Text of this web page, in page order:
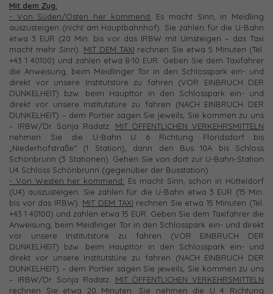
Mit dem Zug:
- Von Süden/Osten her kommend: Es macht Sinn, in Meidling
auszusteigen (nicht am Hauptbahnhof). Sie zahlen für die U-Bahn
etwa 3 EUR (20 Min. bis vor das IRBW mit Umsteigen – das Taxi
macht mehr Sinn). MIT DEM TAXI rechnen Sie etwa 5 Minuten (Tel.
+43 1 40100) und zahlen etwa 8-10 EUR. Geben Sie dem Taxifahrer
die Anweisung, beim Meidlinger Tor in den Schlosspark ein- und
direkt vor unsere Institutstüre zu fahren (VOR EINBRUCH DER
DUNKELHEIT) bzw. beim Haupttor in den Schlosspark ein- und
direkt vor unsere Institutstüre zu fahren (NACH EINBRUCH DER
DUNKELHEIT) – dem Portier sagen Sie jeweils, Sie kommen zu uns
– IRBW/Dr. Sonja Radatz. MIT ÖFFENTLICHEN VERKEHRSMITTELN
nehmen Sie die U-Bahn U 6 Richtung Floridsdorf bis
„Niederhofstraße“ (1 Station), dann den Bus 10A bis Schloss
Schönbrunn (3 Stationen). Gehen Sie von dort zur U-Bahn-Station
U4 Schloss Schönbrunn (gegenüber der Busstation)
- Von Westen her kommend: Es macht Sinn, schon in Hütteldorf
(U4) auszusteigen. Sie zahlen für die U-Bahn etwa 3 EUR (15 Min.
bis vor das IRBW). MIT DEM TAXI rechnen Sie etwa 15 Minuten (Tel.
+43 1 40100) und zahlen etwa 15 EUR. Geben Sie dem Taxifahrer die
Anweisung, beim Meidlinger Tor in den Schlosspark ein- und direkt
vor unsere Institutstüre zu fahren (VOR EINBRUCH DER
DUNKELHEIT) bzw. beim Haupttor in den Schlosspark ein- und
direkt vor unsere Institutstüre zu fahren (NACH EINBRUCH DER
DUNKELHEIT) – dem Portier sagen Sie jeweils, Sie kommen zu uns
– IRBW/Dr. Sonja Radatz. MIT ÖFFENTLICHEN VERKEHRSMITTELN
rechnen Sie etwa 20 Minuten. Sie nehmen die U 4 Richtung